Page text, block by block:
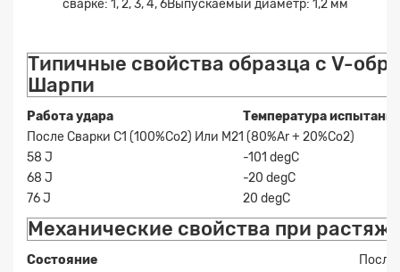
сварке: 1, 2, 3, 4, 6Выпускаемый диаметр: 1,2 мм
Типичные свойства образца с V-
Шарпи
Работа удара
Температура
После Сварки C1 (100%co2) Или М21 (80%ar + 20%co2)
58 J
-101 degC
68 J
-20 degC
76 J
20 degC
Механические свойства при
Состояние
После
Прикрепите
файл